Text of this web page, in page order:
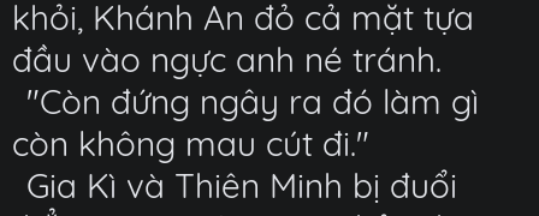
khỏi, Khánh An đỏ cả mặt tựa
đầu vào ngực anh né tránh.
"Còn đứng ngây ra đó làm gì
còn không mau cút đi."
Gia Kì và Thiên Minh bị đuổi